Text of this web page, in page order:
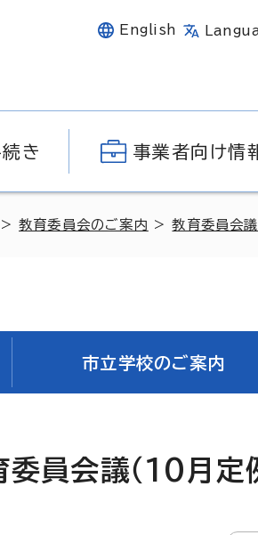
English
続き 事業者向け情
>教育委員会のご案内 >教育委員会議
市立学校のご案内
員会議（10月定